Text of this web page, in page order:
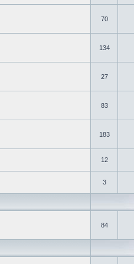
70
134
27
83
183
12
3
84